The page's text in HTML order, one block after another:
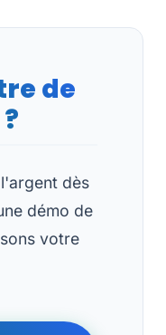
de
dès
démo de
votre